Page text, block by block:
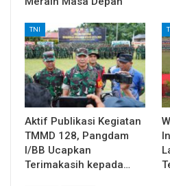
TNI
Aktif Publikasi Kegiatan
TMMD 128, Pangdam
I/BB Ucapkan
Terimakasih kepada…